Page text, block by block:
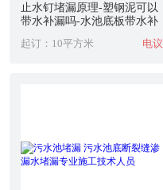
止水钉堵漏原理-塑钢泥可以
带水补漏吗-水池底板带水补
起订：10平方米 电议